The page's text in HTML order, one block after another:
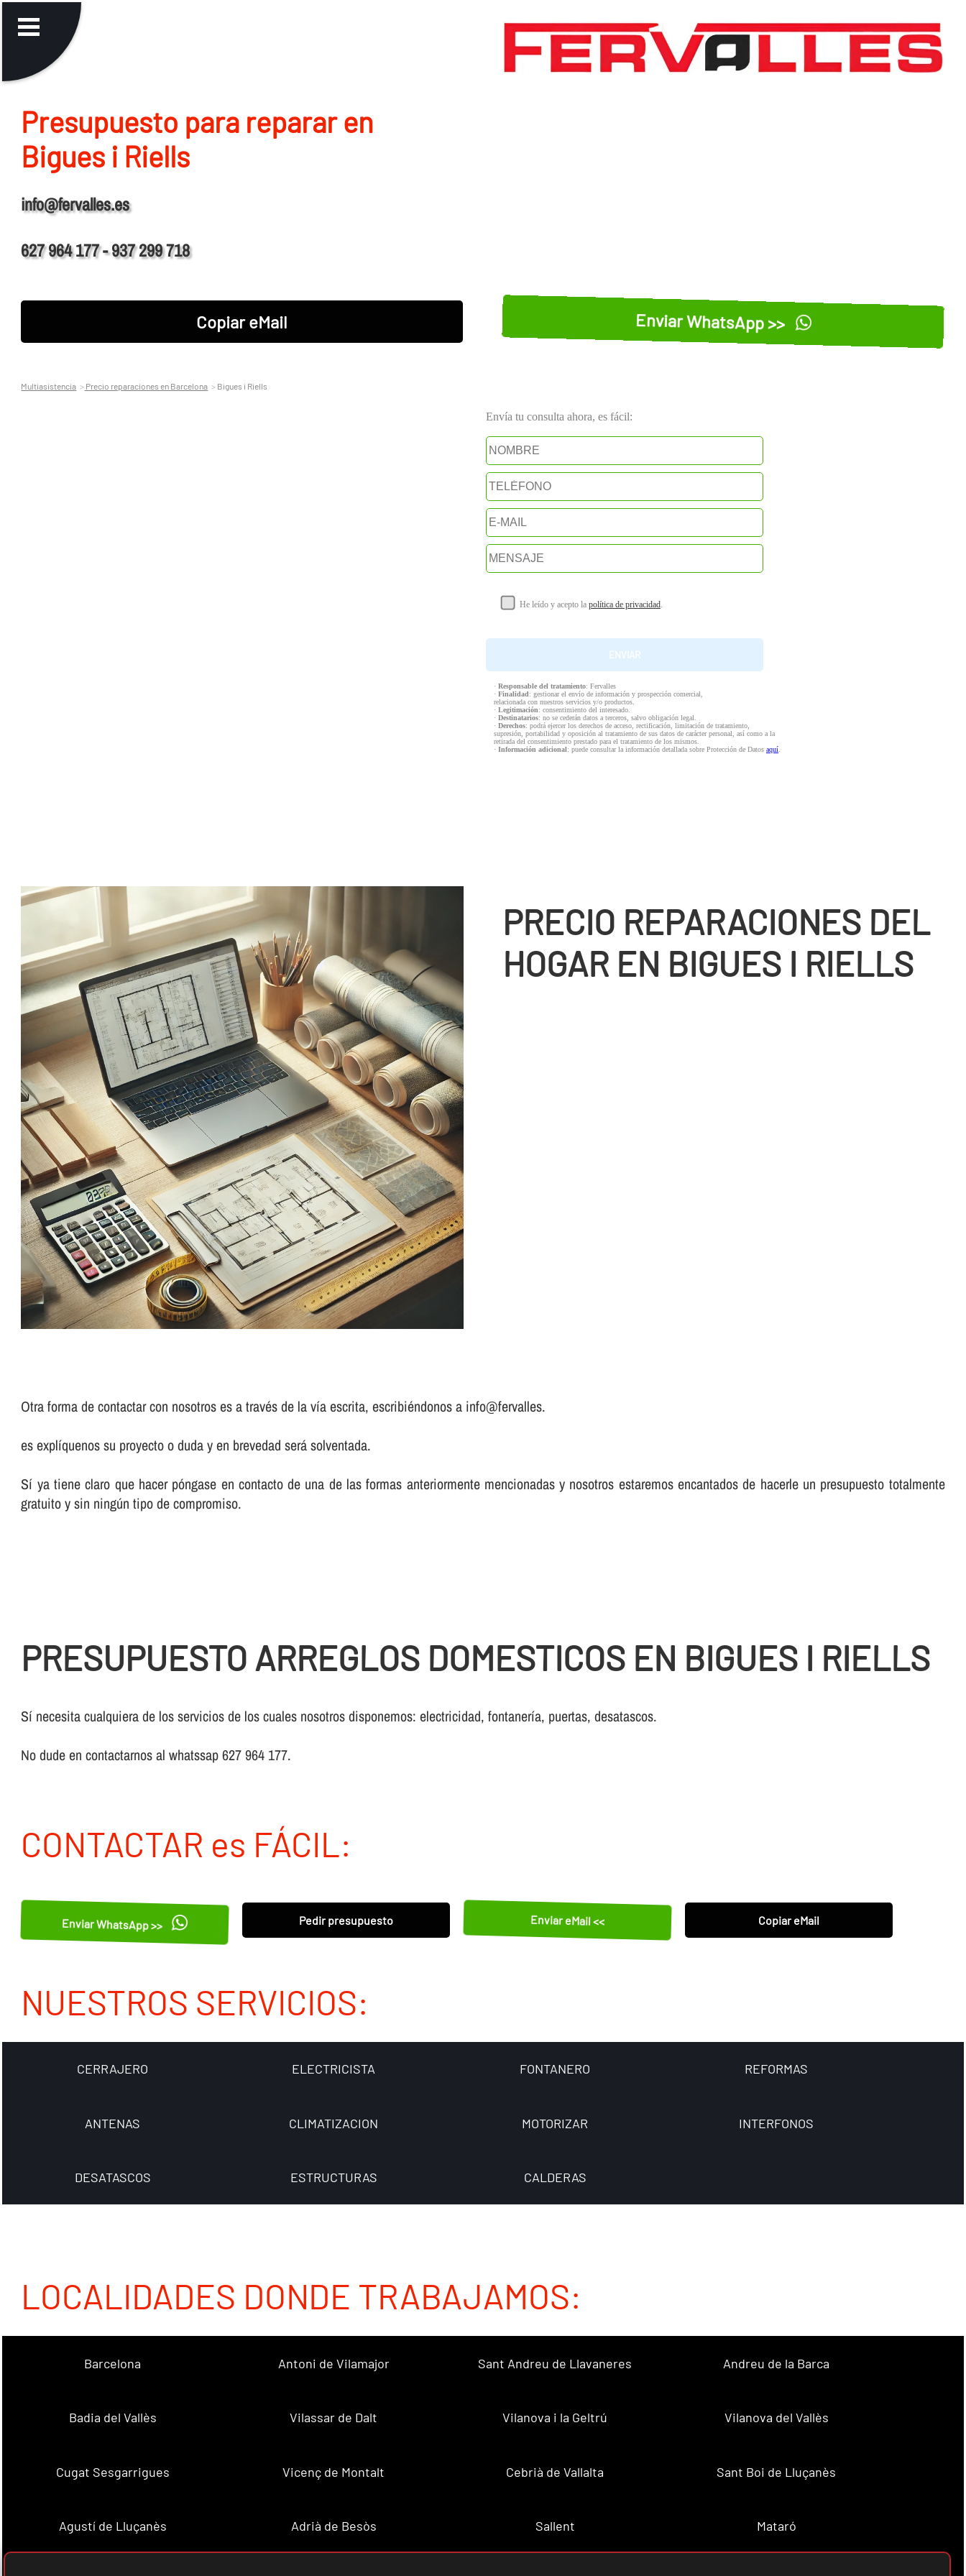
Presupuesto para reparar en
Bigues i Riells
info@fervalles.es
627 964 177 - 937 299 718
Copiar eMail Enviar WhatsApp >>
Multiasistencia Precio reparaciones en Barcelona Bigues i Riells
Envía tu consulta ahora, es fácil:
He leído y acepto la política de privacidad.
· Responsable del tratamiento: Fervalles
· Finalidad: gestionar el envío de información y prospección comercial,
relacionada con nuestros servicios y/o productos.
· Legitimación: consentimiento del interesado.
· Destinatarios: no se cederán datos a terceros, salvo obligación legal.
· Derechos: podrá ejercer los derechos de acceso, rectificación, limitación de tratamiento,
supresión, portabilidad y oposición al tratamiento de sus datos de carácter personal, así como a la
retirada del consentimiento prestado para el tratamiento de los mismos.
· Información adicional: puede consultar la información detallada sobre Protección de Datos aquí.
PRECIO REPARACIONES DEL
HOGAR EN BIGUES I RIELLS
Otra forma de contactar con nosotros es a través de la vía escrita, escribiéndonos a info@fervalles.
es explíquenos su proyecto o duda y en brevedad será solventada.
Sí ya tiene claro que hacer póngase en contacto de una de las formas anteriormente mencionadas y nosotros estaremos encantados de hacerle un presupuesto totalmente
gratuito y sin ningún tipo de compromiso.
PRESUPUESTO ARREGLOS DOMESTICOS EN BIGUES I RIELLS
Sí necesita cualquiera de los servicios de los cuales nosotros disponemos: electricidad, fontanería, puertas, desatascos.
No dude en contactarnos al whatssap 627 964 177.
CONTACTAR es FÁCIL:
Enviar WhatsApp >> Pedir presupuesto Enviar eMail << Copiar eMail
NUESTROS SERVICIOS:
CERRAJERO ELECTRICISTA FONTANERO REFORMAS
ANTENAS CLIMATIZACION MOTORIZAR INTERFONOS
DESATASCOS ESTRUCTURAS CALDERAS
LOCALIDADES DONDE TRABAJAMOS:
Barcelona Antoni de Vilamajor Sant Andreu de Llavaneres Andreu de la Barca
Badia del Vallès Vilassar de Dalt Vilanova i la Geltrú Vilanova del Vallès
Cugat Sesgarrigues Vicenç de Montalt Cebrià de Vallalta Sant Boi de Lluçanès
Agustí de Lluçanès Adrià de Besòs Sallent Mataró